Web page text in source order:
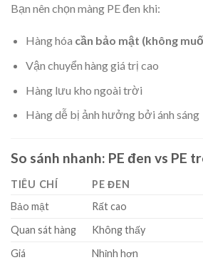
Bạn nên chọn màng PE đen khi:
Hàng hóa cần bảo mật (không
Vận chuyển hàng giá trị cao
Hàng lưu kho ngoài trời
Hàng dễ bị ảnh hưởng bởi ánh sáng
So sánh nhanh: PE đen vs PE
TIÊU CHÍ PE ĐEN
Bảo mật
Rất cao
Quan sát hàng
Không thấy
Giá
Nhỉnh hơn